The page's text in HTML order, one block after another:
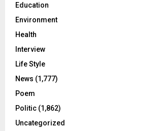
Education
Environment
Health
Interview
Life Style
News (1,777)
Poem
Politic (1,862)
Uncategorized